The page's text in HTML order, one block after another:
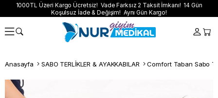
1000TL Üzeri Kargo Ücretsiz! Vade Farksız 2 Taksit İmkanı! 14 Gün
Koşulsuz İade & Değişim! Aynı Gün Kargo!
Anasayfa SABO TERLİKLER & AYAKKABILAR Comfort Taban Sabo